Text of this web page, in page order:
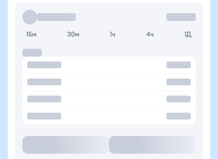
15м 30м 1ч 4ч 1Д